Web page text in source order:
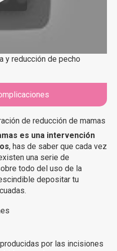
y reducción de pecho
de reducción de mamas
es una intervención
, has de saber que cada vez
una serie de
todo del uso de la
depositar tu
por las incisiones